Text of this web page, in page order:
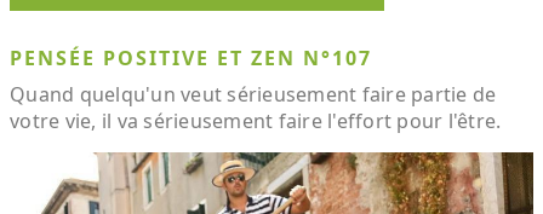
PENSÉE POSITIVE ET ZEN N°107
Quand quelqu'un veut sérieusement faire partie de
votre vie, il va sérieusement faire l'effort pour l'être.